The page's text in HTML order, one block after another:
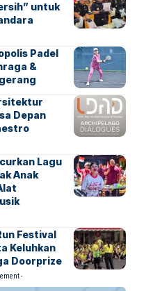
untuk
Padel
&
Depan
Lagu
Anak
Festival
Keluhkan
Doorprize
-